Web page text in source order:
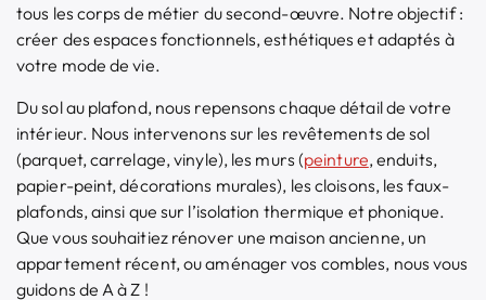
tous les corps de métier du second-œuvre. Notre objectif :
créer des espaces fonctionnels, esthétiques et adaptés à
votre mode de vie.
Du sol au plafond, nous repensons chaque détail de votre
intérieur. Nous intervenons sur les revêtements de sol
(parquet, carrelage, vinyle), les murs (peinture, enduits,
papier-peint, décorations murales), les cloisons, les faux-
plafonds, ainsi que sur l’isolation thermique et phonique.
Que vous souhaitiez rénover une maison ancienne, un
appartement récent, ou aménager vos combles, nous vous
guidons de A à Z !